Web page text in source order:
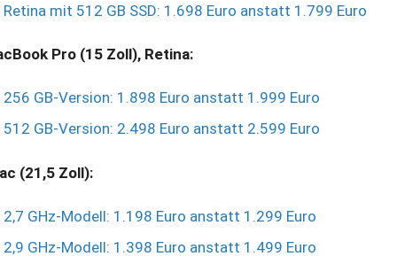
Retina mit 512 GB SSD: 1.698 Euro anstatt 1.799 Euro
Pro (15 Zoll), Retina:
256 GB-Version: 1.898 Euro anstatt 1.999 Euro
512 GB-Version: 2.498 Euro anstatt 2.599 Euro
(21,5 Zoll):
2,7 GHz-Modell: 1.198 Euro anstatt 1.299 Euro
2,9 GHz-Modell: 1.398 Euro anstatt 1.499 Euro